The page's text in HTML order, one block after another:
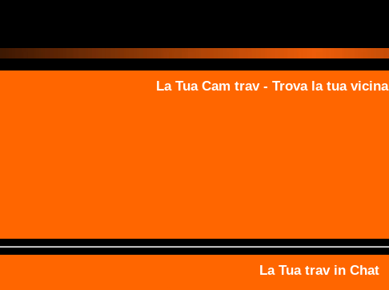
La Tua Cam trav - Trova la tua
La Tua trav in Chat